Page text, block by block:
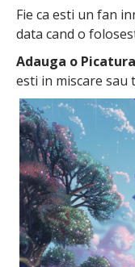
Fie ca esti un fan
data cand o
Adauga o
esti in miscare sau